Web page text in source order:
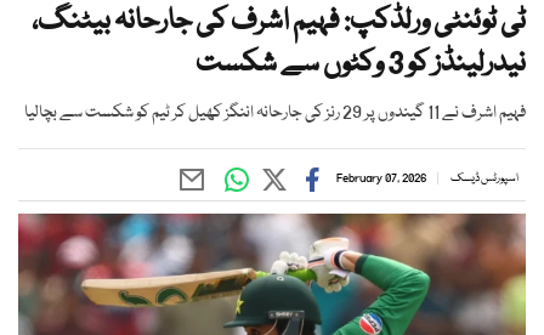
ٹی ٹوئنٹی ورلڈکپ: فہیم اشرف کی جارحانہ بیٹنگ،
نیدرلینڈز کو 3 وکٹوں سے شکست
فہیم اشرف نے 11 گیندوں پر 29 رنز کی جارحانہ اننگز کھیل کر ٹیم کو شکست سے بچالیا
اسپورٹس ڈیسک February 07, 2026